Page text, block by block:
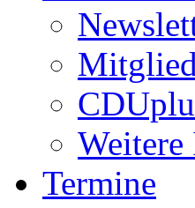
Weitere
Termine